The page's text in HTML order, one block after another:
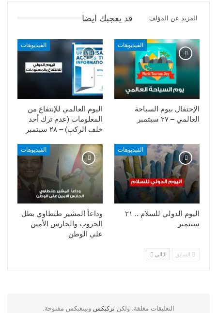
قد يعجبك ايضا المزيد عن المؤلف
الفيديوهات
اليوم العالمي للإنتفاع من
المعلومات (عدم ترك أحد
خلف الركب) – ٢٨ سبتمبر
الفيديوهات
الإحتفال بيوم السياحة
العالمي – ٢٧ سبتمبر
الفيديوهات
وداعاً المشير طنطاوي بطل
الحروب والحارس الأمين
علي الوطن
الفيديوهات
اليوم الدولي للسلام .. ٢١
سبتمبر
السابق التالي
التعليقات مغلقة، ولكن تركبكس وبينغبكس مفتوحة.